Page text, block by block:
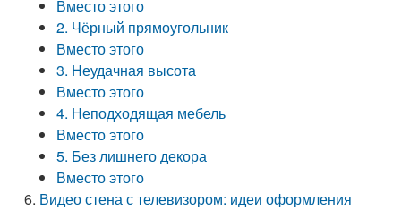
Вместо этого
2. Чёрный прямоугольник
Вместо этого
3. Неудачная высота
Вместо этого
4. Неподходящая мебель
Вместо этого
5. Без лишнего декора
Вместо этого
Видео стена с телевизором: идеи оформления